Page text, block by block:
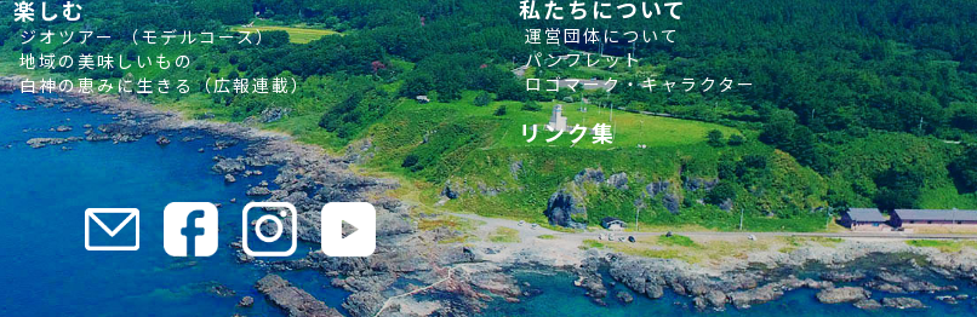
楽しむ
ジオツアー （モデルコース）
地域の美味しいもの
白神の恵みに生きる（広報連載）
私たちについて
運営団体について
パンフレット
ロゴマーク・キャラクター
リンク集